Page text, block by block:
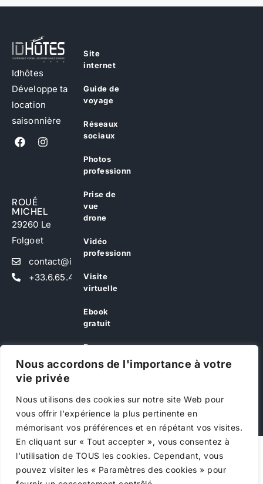
Nous accordons de l'importance à votre
vie privée
Nous utilisons des cookies sur notre site Web pour
vous offrir l'expérience la plus pertinente en
mémorisant vos préférences et en répétant vos visites.
En cliquant sur « Tout accepter », vous consentez à
l'utilisation de TOUS les cookies. Cependant, vous
pouvez visiter les « Paramètres des cookies » pour
Idhôtes
Développe ta
location
saisonnière
ROUÉ
MICHEL
29260 Le
Folgoet
contact@idhotes.fr
+33.6.65.49.38.95
Site
internet
Guide de
voyage
Réseaux
sociaux
Photos
professionnelles
Prise de
vue
drone
Vidéo
professionnelle
Visite
virtuelle
Ebook
gratuit
Espace
client
Réalisé parIdhôtes Mentions légales